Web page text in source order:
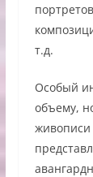
т.д.
Особый
объему,
живописи